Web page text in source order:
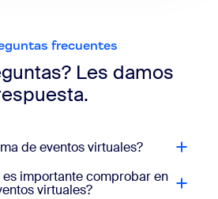
frecuentes
Les damos
de eventos virtuales?
importante comprobar en
virtuales?